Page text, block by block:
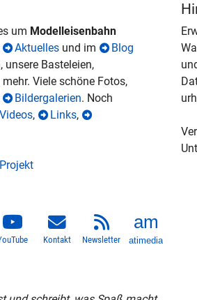
um Modelleisenbahn
Aktuelles und im
Blog
unsere Basteleien,
Viele schöne Fotos,
Bildergalerien. Noch
Videos, Links,
Kontakt Newsletter atimedia